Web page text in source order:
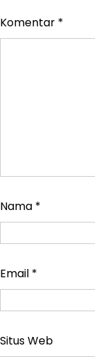
Komentar *
Nama *
Email *
Situs Web